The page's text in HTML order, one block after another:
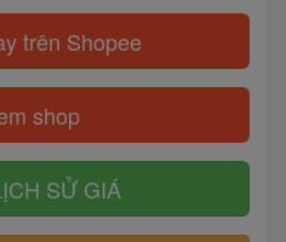
trên Shopee
shop
SỬ GIÁ